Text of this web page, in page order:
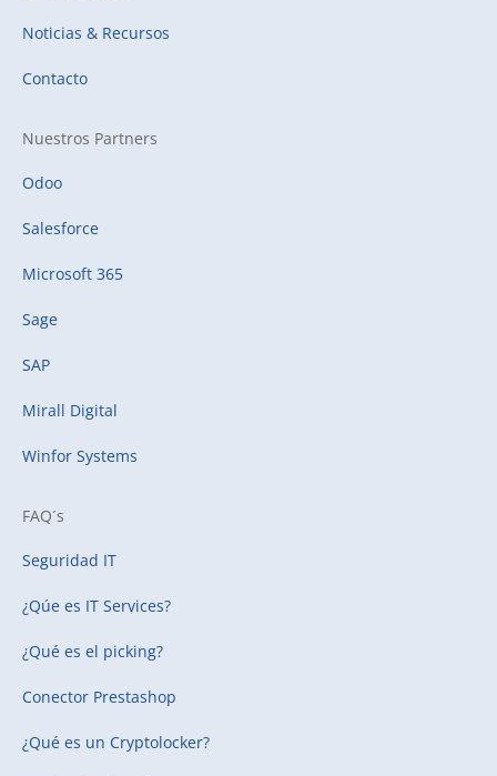
Noticias & Recursos
Contacto
Nuestros Partners
Odoo
Salesforce
Microsoft 365
Sage
SAP
Mirall Digital
Winfor Systems
FAQ´s
Seguridad IT
¿Qúe es IT Services?
¿Qué es el picking?
Conector Prestashop
¿Qué es un Cryptolocker?